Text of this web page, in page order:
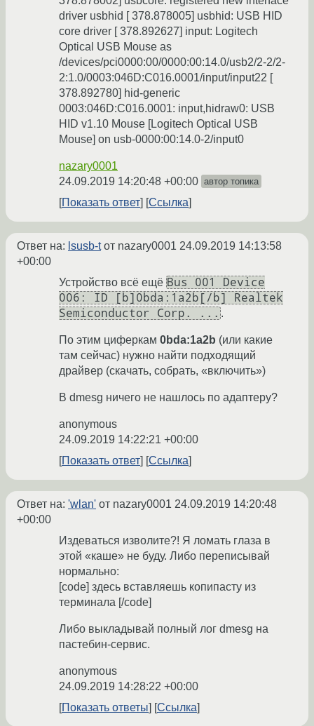
driver usbhid [ 378.878005] usbhid: USB HID
core driver [ 378.892627] input: Logitech
Optical USB Mouse as
/devices/pci0000:00/0000:00:14.0/usb2/2-2/2-
2:1.0/0003:046D:C016.0001/input/input22 [
378.892780] hid-generic
0003:046D:C016.0001: input,hidraw0: USB
HID v1.10 Mouse [Logitech Optical USB
Mouse] on usb-0000:00:14.0-2/input0
nazary0001
24.09.2019 14:20:48 +00:00 автор топика
Показать ответ Ссылка
Ответ на: lsusb-tот nazary0001 24.09.2019 14:13:58
+00:00
Устройство всё ещё Bus 001 Device
006: ID [b]0bda:1a2b[/b] Realtek
Semiconductor Corp. ... .
По этим циферкам 0bda:1a2b (или какие
там сейчас) нужно найти подходящий
драйвер (скачать, собрать, «включить»)
В dmesg ничего не нашлось по адаптеру?
anonymous
24.09.2019 14:22:21 +00:00
Показать ответ
Ссылка
Ответ на: 'wlan' от nazary0001 24.09.2019 14:20:48
+00:00
Издеваться изволите?! Я ломать глаза в
этой «каше» не буду. Либо переписывай
нормально:
[code] здесь вставляешь копипасту из
терминала [/code]
Либо выкладывай полный лог dmesg на
пастебин-сервис.
anonymous
24.09.2019 14:28:22 +00:00
Показать ответы
Ссылка